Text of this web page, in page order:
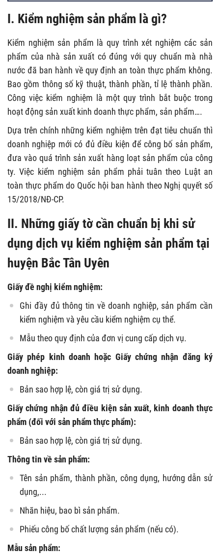
I. Kiểm nghiệm sản phẩm là gì?
Kiểm nghiệm sản phẩm là quy trình xét nghiệm các sản
phẩm của nhà sản xuất có đúng với quy chuẩn mà nhà
nước đã ban hành về quy định an toàn thực phẩm không.
Bao gồm thông số kỹ thuật, thành phần, tỉ lệ thành phần.
Công việc kiểm nghiệm là một quy trình bắt buộc trong
hoạt động sản xuất kinh doanh thực phẩm, sản phẩm….
Dựa trên chính những kiểm nghiệm trên đạt tiêu chuẩn thì
doanh nghiệp mới có đủ điều kiện để công bố sản phẩm,
đưa vào quá trình sản xuất hàng loạt sản phẩm của công
ty. Việc kiểm nghiệm sản phẩm phải tuân theo Luật an
toàn thực phẩm do Quốc hội ban hành theo Nghị quyết số
15/2018/NĐ-CP.
II. Những giấy tờ cần chuẩn bị khi sử
dụng dịch vụ kiểm nghiệm sản phẩm tại
huyện Bắc Tân Uyên
Giấy đề nghị kiểm nghiệm:
Ghi đầy đủ thông tin về doanh nghiệp, sản phẩm cần
kiểm nghiệm và yêu cầu kiểm nghiệm cụ thể.
Mẫu theo quy định của đơn vị cung cấp dịch vụ.
Giấy phép kinh doanh hoặc Giấy chứng nhận đăng ký
doanh nghiệp:
Bản sao hợp lệ, còn giá trị sử dụng.
Giấy chứng nhận đủ điều kiện sản xuất, kinh doanh thực
phẩm (đối với sản phẩm thực phẩm):
Bản sao hợp lệ, còn giá trị sử dụng.
Thông tin về sản phẩm:
Tên sản phẩm, thành phần, công dụng, hướng dẫn sử
dụng,...
Nhãn hiệu, bao bì sản phẩm.
Phiếu công bố chất lượng sản phẩm (nếu có).
Mẫu sản phẩm: